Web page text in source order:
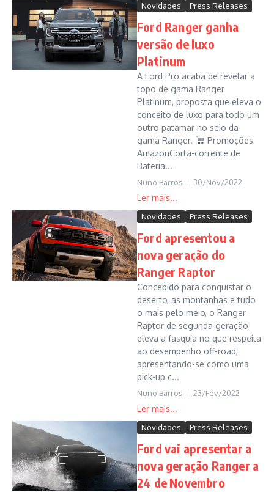
Novidades Press Releases
Ford Ranger ganha
versão de luxo
Platinum
A Ford Pro acaba de revelar a
topo de gama Ranger
Platinum, proposta que eleva o
conceito de luxo para todo um
outro patamar no seio da
gama Ranger.
Promoções
AmazonCorta-corrente de
Bateria...
Nuno Barros 30/Nov/2022
Novidades Press Releases
Ford apresentou a
nova geração do
Ranger Raptor
Concebido para conquistar o
deserto, as montanhas e tudo
o mais pelo meio, o Ranger
Raptor de segunda geração
eleva a fasquia no que respeita
ao desempenho off-road,
apresentando-se como uma
pick-up c...
Nuno Barros 23/Fev/2022
Novidades Press Releases
Ford vai apresentar a
nova geração Ranger a
24 de Novembro